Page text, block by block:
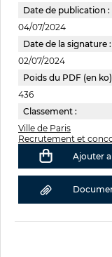
Date de publication :
04/07/2024
Date de la signature :
02/07/2024
Poids du PDF (en ko)
436
Classement :
Ville de Paris
Recrutement et
Ajouter